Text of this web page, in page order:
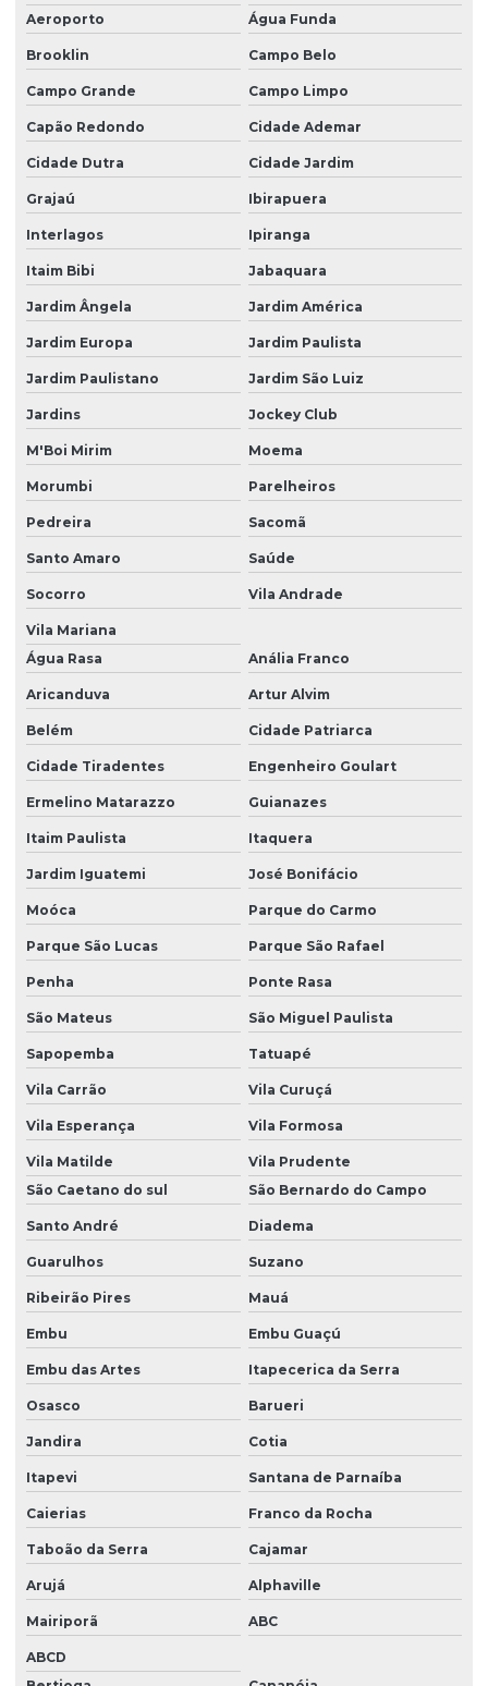
Empresa de logistica reversa
Empresa de logistica reversa em são paulo
Empresa de pgrss
Empresa prestadora de serviços ambientais
Empresa de regularização ambiental
Empresa de serviços ambientais
Empresas de remediação de áreas contaminadas
Estudo de impacto ambiental preço
Estudo de impacto ambiental em são paulo
Estudo de impacto de vizinhança eiv
Gerenciamento de resíduos
Gerenciamento de resíduos ambientais
Gerenciamento de resíduos na construção civil
Gerenciamento de resíduos hospitalares
Gerenciamento de resíduos hospitalares em são paulo
Gerenciamento de resíduos industriais
Gerenciamento de resíduos industriais em são paulo
Gerenciamento de resíduos químicos
Gerenciamento de resíduos em são paulo
Inventario fauna e flora
Inventário de resíduos
Inventário de resíduos em são paulo
Inventário de resíduos sólidos
Inventário de resíduos sólidos industriais
Investigação área contaminada
Licença ambiental para coleta de lixo em são paulo
Licença ambiental para corte de arvores
Licença ambiental para empresa
Licença ambiental para empresa em são paulo
Licença ambiental para lavra garimpeira
Licença ambiental lp li lo
Licença ambiental orçamento
Licença corte de arvores
Licença corte de arvores em são paulo
Licença prévia e de instalação
Licença prévia de instalação e de operação
Licença prévia de instalação e de operação em são paulo
Licença prévia e de instalação em são paulo
Licença de produtos controlados
Aeroporto
Água Funda
Brooklin Campo Belo
Campo Grande Campo Limpo
Capão Redondo Cidade Ademar
Cidade Dutra Cidade Jardim
Grajaú Ibirapuera
Interlagos Ipiranga
Itaim Bibi Jabaquara
Jardim Ângela Jardim América
Jardim Europa Jardim Paulista
Jardim Paulistano Jardim São Luiz
Jardins Jockey Club
M'Boi Mirim Moema
Morumbi Parelheiros
Pedreira Sacomã
Santo Amaro Saúde
Socorro Vila Andrade
Vila Mariana
Água Rasa
Anália Franco
Aricanduva Artur Alvim
Belém Cidade Patriarca
Cidade Tiradentes Engenheiro Goulart
Ermelino Matarazzo Guianazes
Itaim Paulista Itaquera
Jardim Iguatemi José Bonifácio
Moóca Parque do Carmo
Parque São Lucas Parque São Rafael
Penha Ponte Rasa
São Mateus São Miguel Paulista
Sapopemba Tatuapé
Vila Carrão Vila Curuçá
Vila Esperança Vila Formosa
Vila Matilde
Vila Prudente
São Caetano do sul
São Bernardo do Campo
Santo André Diadema
Guarulhos Suzano
Ribeirão Pires Mauá
Embu Embu Guaçú
Embu das Artes Itapecerica da Serra
Osasco Barueri
Jandira Cotia
Itapevi Santana de Parnaíba
Caierias Franco da Rocha
Taboão da Serra Cajamar
Arujá Alphaville
Mairiporã ABC
ABCD